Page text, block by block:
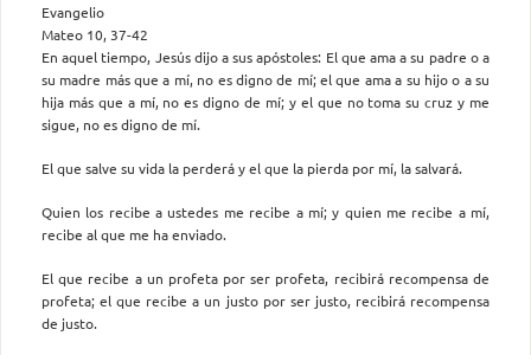
Evangelio
Mateo 10, 37-42
En aquel tiempo, Jesús dijo a sus apóstoles: El que ama a su padre o a
su madre más que a mí, no es digno de mí; el que ama a su hijo o a su
hija más que a mí, no es digno de mí; y el que no toma su cruz y me
sigue, no es digno de mí.
El que salve su vida la perderá y el que la pierda por mí, la salvará.
Quien los recibe a ustedes me recibe a mí; y quien me recibe a mí,
recibe al que me ha enviado.
El que recibe a un profeta por ser profeta, recibirá recompensa de
profeta; el que recibe a un justo por ser justo, recibirá recompensa
de justo.